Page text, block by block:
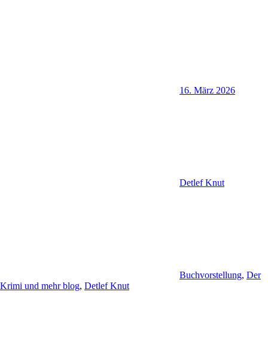
16. März 2026
Detlef Knut
Buchvorstellung, Der
Krimi und mehr blog, Detlef Knut